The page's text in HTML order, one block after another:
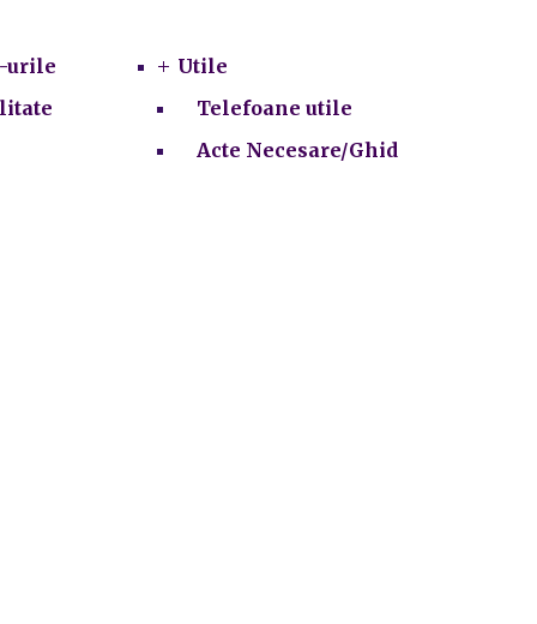
urile
Utile
Telefoane utile
Acte Necesare/Ghid